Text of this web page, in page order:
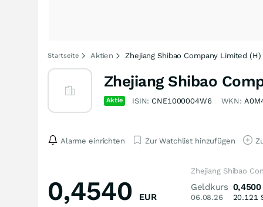
Startseite Aktien Zhejiang Shibao Company Limited
Zhejiang Shibao
Aktie ISIN: CNE1000004W6 WKN:
Alarme einrichten Zur Watchlist hinzufügen
0,4540 EUR
Zhejiang Shibao
Geldkurs
06.08.26
0,4500
20.121